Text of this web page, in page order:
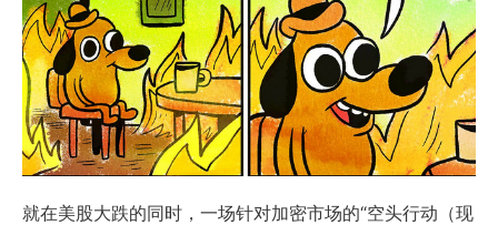
就在美股大跌的同时，一场针对加密市场的“空头行动（现